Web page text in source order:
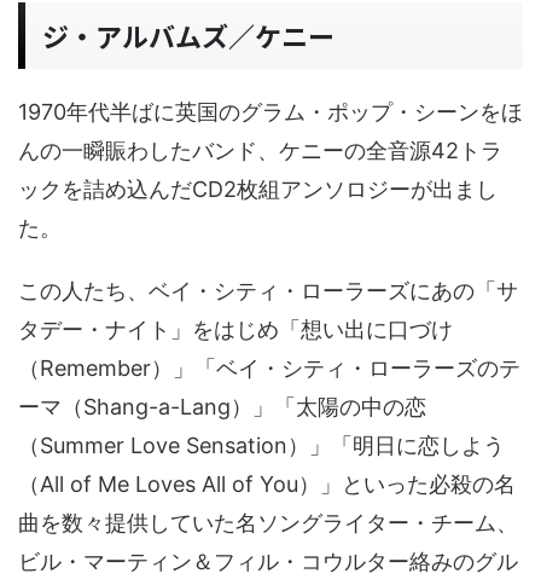
ジ・アルバムズ／ケニー
1970年代半ばに英国のグラム・ポップ・シーンをほ
んの一瞬賑わしたバンド、ケニーの全音源42トラ
ックを詰め込んだCD2枚組アンソロジーが出まし
た。
この人たち、ベイ・シティ・ローラーズにあの「サ
タデー・ナイト」をはじめ「想い出に口づけ
（Remember）」「ベイ・シティ・ローラーズのテ
ーマ（Shang-a-Lang）」「太陽の中の恋
（Summer Love Sensation）」「明日に恋しよう
（All of Me Loves All of You）」といった必殺の名
曲を数々提供していた名ソングライター・チーム、
ビル・マーティン＆フィル・コウルター絡みのグル